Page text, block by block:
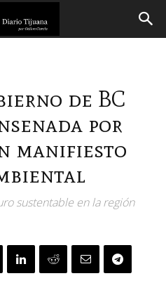
de BC
por
manifiesto
sustentable en la región